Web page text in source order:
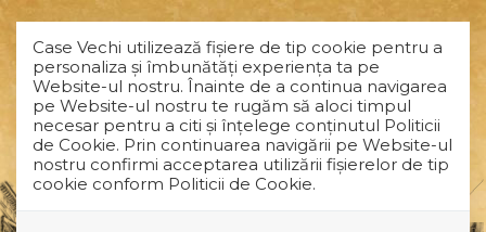
Case Vechi utilizează fişiere de tip cookie pentru a
personaliza și îmbunătăți experiența ta pe
Website-ul nostru. Înainte de a continua navigarea
pe Website-ul nostru te rugăm să aloci timpul
necesar pentru a citi și înțelege conținutul Politicii
de Cookie. Prin continuarea navigării pe Website-ul
nostru confirmi acceptarea utilizării fişierelor de tip
cookie conform Politicii de Cookie.